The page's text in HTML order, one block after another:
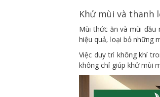
Khử mùi và thanh
Mùi thức ăn và mùi dầu
hiệu quả, loại bỏ những
Việc duy trì không khí
không chỉ giúp khử mùi